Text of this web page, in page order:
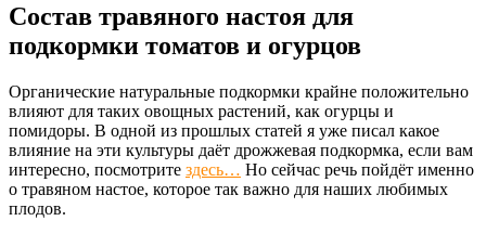
Состав травяного настоя для
подкормки томатов и огурцов
Органические натуральные подкормки крайне положительно
влияют для таких овощных растений, как огурцы и
помидоры. В одной из прошлых статей я уже писал какое
влияние на эти культуры даёт дрожжевая подкормка, если вам
интересно, посмотрите здесь… Но сейчас речь пойдёт именно
о травяном настое, которое так важно для наших любимых
плодов.